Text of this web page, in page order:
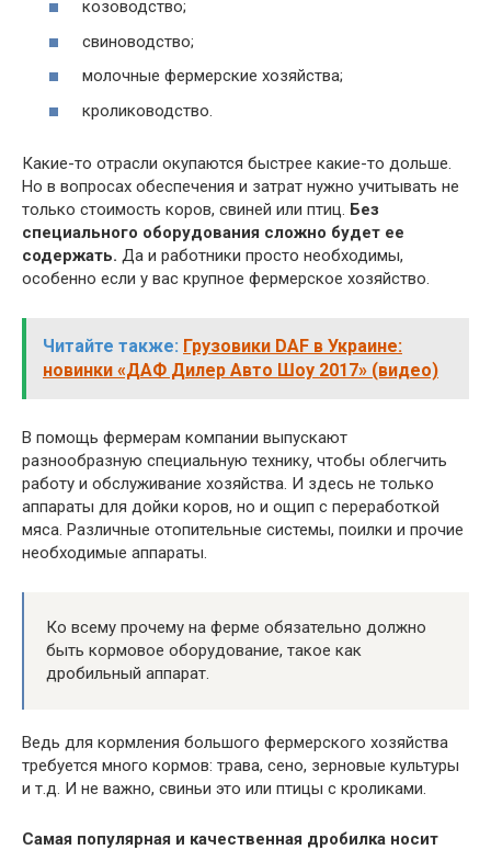
козоводство;
свиноводство;
молочные фермерские хозяйства;
кролиководство.
Какие-то отрасли окупаются быстрее какие-то дольше.
Но в вопросах обеспечения и затрат нужно учитывать не
только стоимость коров, свиней или птиц. Без
специального оборудования сложно будет ее
содержать. Да и работники просто необходимы,
особенно если у вас крупное фермерское хозяйство.
Читайте также: Грузовики DAF в Украине:
новинки «ДАФ Дилер Авто Шоу 2017» (видео)
В помощь фермерам компании выпускают
разнообразную специальную технику, чтобы облегчить
работу и обслуживание хозяйства. И здесь не только
аппараты для дойки коров, но и ощип с переработкой
мяса. Различные отопительные системы, поилки и прочие
необходимые аппараты.
Ко всему прочему на ферме обязательно должно
быть кормовое оборудование, такое как
дробильный аппарат.
Ведь для кормления большого фермерского хозяйства
требуется много кормов: трава, сено, зерновые культуры
и т.д. И не важно, свиньи это или птицы с кроликами.
Самая популярная и качественная дробилка носит